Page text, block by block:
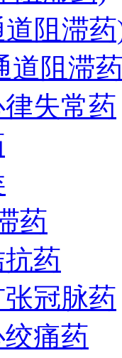
阻滞
道阻滞
失常药
药
药
冠脉药
痛药